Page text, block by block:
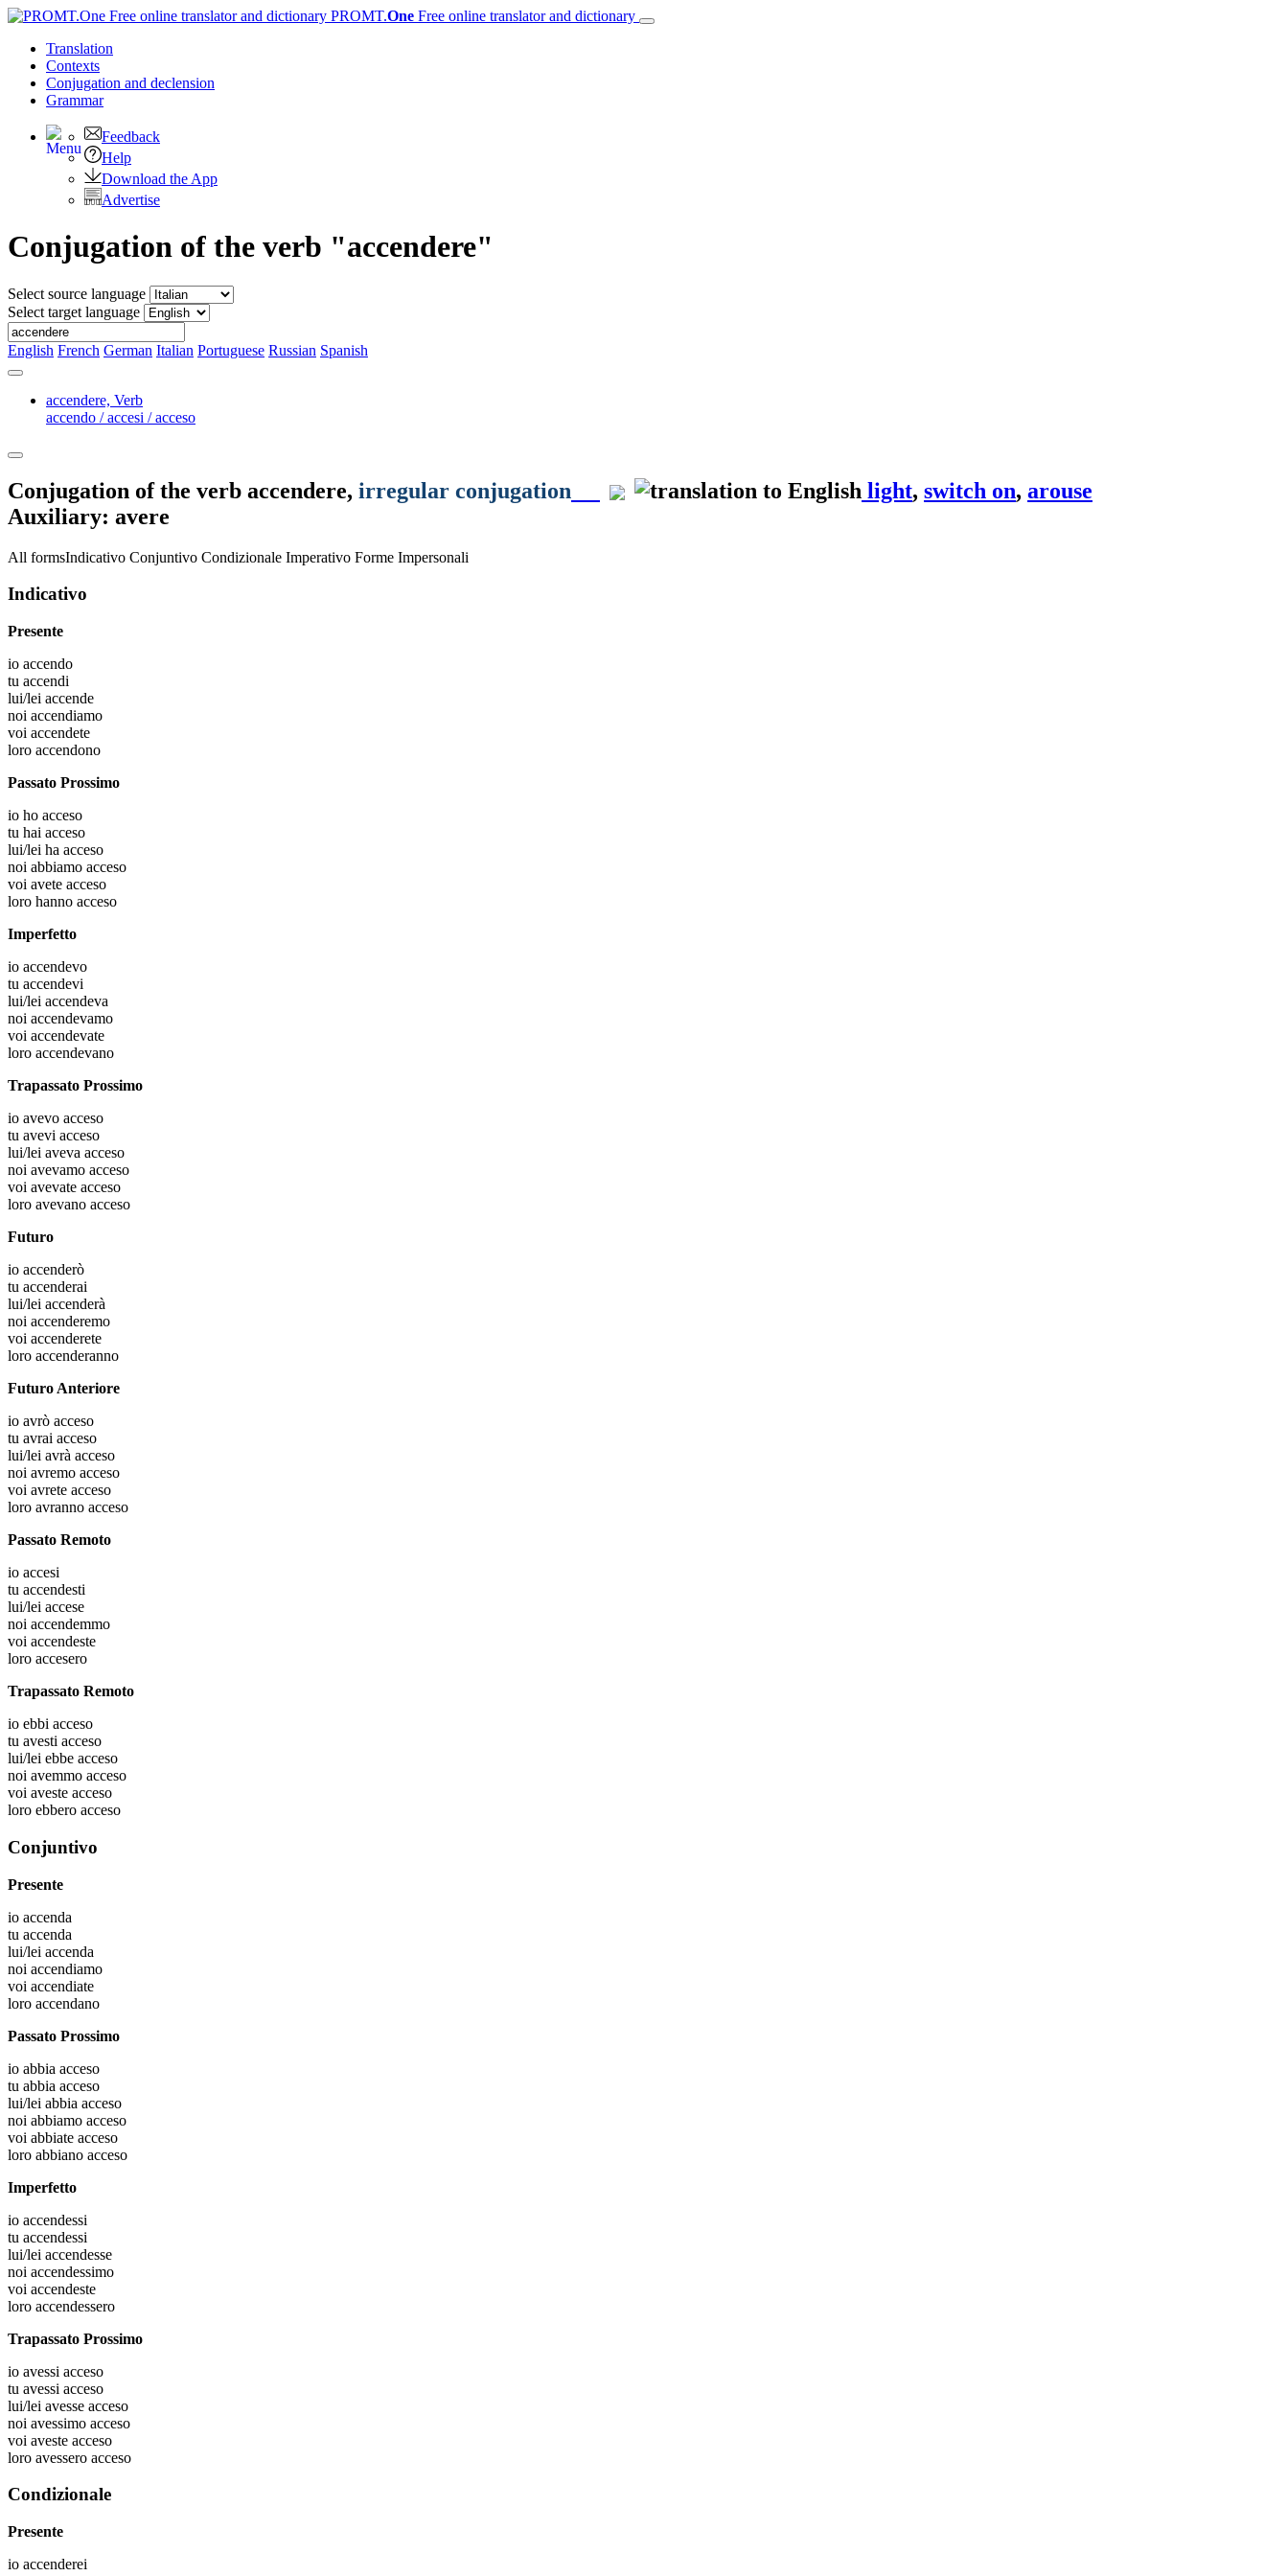
PROMT.One Free online translator and dictionary
Translation
Contexts
Conjugation and declension
Grammar
Feedback
Help
Download the App
Advertise
Conjugation of the verb "accendere"
Select source language
Select target language
English French German Italian Portuguese Russian Spanish
accendere, Verb
accendo / accesi / acceso
Conjugation of the verb accendere, irregular conjugation light, switch on, arouse
Auxiliary: avere
All formsIndicativo Conjuntivo Condizionale Imperativo Forme Impersonali
Indicativo
Presente
io accendo
tu accendi
lui/lei accende
noi accendiamo
voi accendete
loro accendono
Passato Prossimo
io ho acceso
tu hai acceso
lui/lei ha acceso
noi abbiamo acceso
voi avete acceso
loro hanno acceso
Imperfetto
io accendevo
tu accendevi
lui/lei accendeva
noi accendevamo
voi accendevate
loro accendevano
Trapassato Prossimo
io avevo acceso
tu avevi acceso
lui/lei aveva acceso
noi avevamo acceso
voi avevate acceso
loro avevano acceso
Futuro
io accenderò
tu accenderai
lui/lei accenderà
noi accenderemo
voi accenderete
loro accenderanno
Futuro Anteriore
io avrò acceso
tu avrai acceso
lui/lei avrà acceso
noi avremo acceso
voi avrete acceso
loro avranno acceso
Passato Remoto
io accesi
tu accendesti
lui/lei accese
noi accendemmo
voi accendeste
loro accesero
Trapassato Remoto
io ebbi acceso
tu avesti acceso
lui/lei ebbe acceso
noi avemmo acceso
voi aveste acceso
loro ebbero acceso
Conjuntivo
Presente
io accenda
tu accenda
lui/lei accenda
noi accendiamo
voi accendiate
loro accendano
Passato Prossimo
io abbia acceso
tu abbia acceso
lui/lei abbia acceso
noi abbiamo acceso
voi abbiate acceso
loro abbiano acceso
Imperfetto
io accendessi
tu accendessi
lui/lei accendesse
noi accendessimo
voi accendeste
loro accendessero
Trapassato Prossimo
io avessi acceso
tu avessi acceso
lui/lei avesse acceso
noi avessimo acceso
voi aveste acceso
loro avessero acceso
Condizionale
Presente
io accenderei